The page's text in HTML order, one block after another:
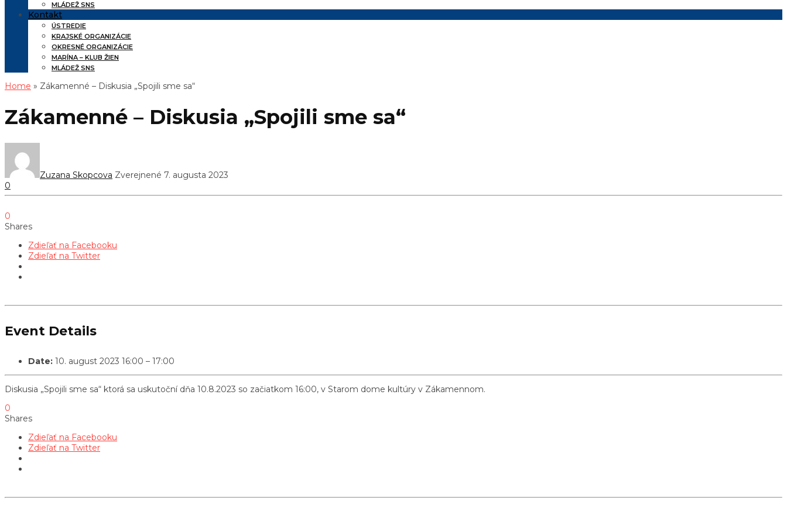
MLÁDEŽ SNS
Kontakt
ÚSTREDIE
KRAJSKÉ ORGANIZÁCIE
OKRESNÉ ORGANIZÁCIE
MARÍNA – KLUB ŽIEN
MLÁDEŽ SNS
Home » Zákamenné – Diskusia „Spojili sme sa“
Zákamenné – Diskusia „Spojili sme sa“
Zuzana Skopcova Zverejnené 7. augusta 2023
0
0
Shares
Zdieľať na Facebooku
Zdieľať na Twitter
Event Details
Date: 10. august 2023 16:00 – 17:00
Diskusia „Spojili sme sa“ ktorá sa uskutoční dňa 10.8.2023 so začiatkom 16:00, v Starom dome kultúry v Zákamennom.
0
Shares
Zdieľať na Facebooku
Zdieľať na Twitter